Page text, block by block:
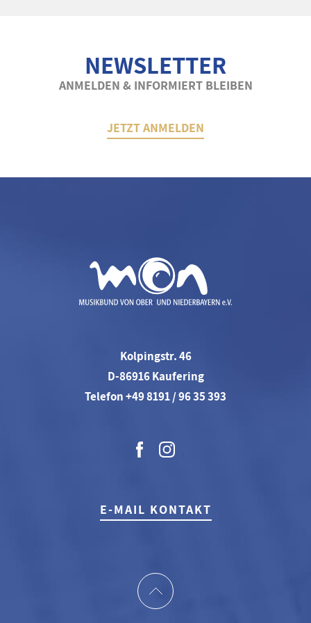
NEWSLETTER
ANMELDEN & INFORMIERT BLEIBEN
JETZT ANMELDEN
Kolpingstr. 46
D-86916 Kaufering
Telefon +49 8191 / 96 35 393
E-MAIL KONTAKT